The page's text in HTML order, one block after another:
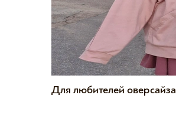
Для любителей оверсайза